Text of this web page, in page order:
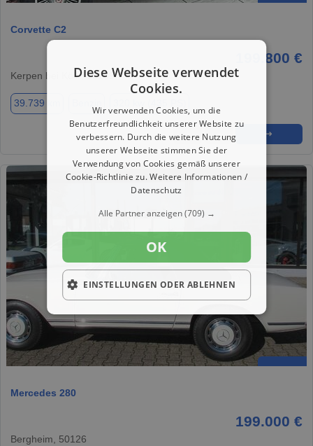
Corvette C2
199.800 €
Kerpen bei Köln, 50169
39.739 km
★ ➦ ➜
Mercedes 280
199.000 €
Bergheim, 50126
Diese Webseite verwendet
Cookies.
Wir verwenden Cookies, um die
Benutzerfreundlichkeit unserer Website zu
verbessern. Durch die weitere Nutzung
unserer Webseite stimmen Sie der
Verwendung von Cookies gemäß unserer
Cookie-Richtlinie zu.Weitere Informationen /
Datenschutz
Alle Partner anzeigen(709) →
OK
EINSTELLUNGEN ODER ABLEHNEN